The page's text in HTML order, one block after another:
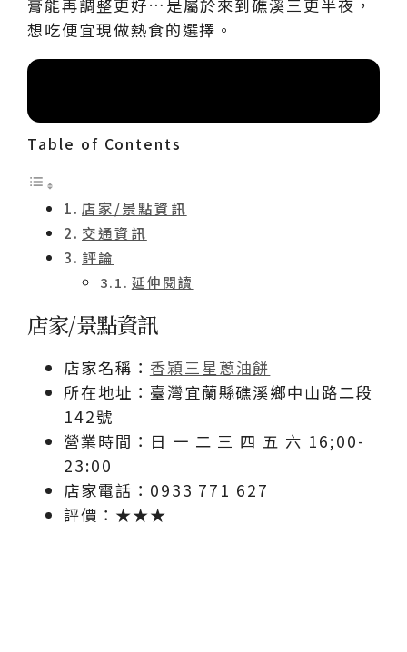
膏能再調整更好…是屬於來到礁溪三更半夜，
想吃便宜現做熱食的選擇。
Table of Contents
店家/景點資訊
交通資訊
評論
延伸閱讀
店家/景點資訊
店家名稱： 香穎三星蔥油餅
所在地址：臺灣宜蘭縣礁溪鄉中山路二段
142號
營業時間：日 一 二 三 四 五 六 16;00-
23:00
店家電話：0933 771 627
評價：★★★